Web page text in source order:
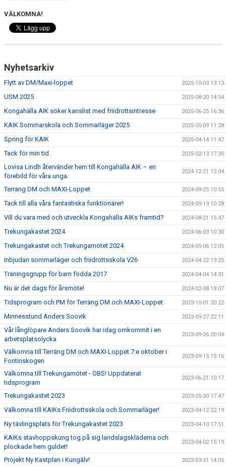
VÄLKOMNA!
Nyhetsarkiv
Flytt av DM/Maxi-loppet 2025-10-03 13:13
USM 2025 2025-08-20 14:54
Kongahälla AIK söker kanslist med friidrottsintresse 2025-06-25 16:36
KAIK Sommarskola och Sommarläger 2025 2025-05-09 11:28
Spring för KAIK 2025-04-14 11:47
Tack för min tid. 2025-02-13 17:30
Lovisa Lindh återvänder hem till Kongahälla AIK – en
förebild för våra unga.
2024-12-21 12:04
Terräng DM och MAXI-Loppet 2024-09-25 10:55
Tack till alla våra fantastiska funktionärer! 2024-09-19 10:28
Vill du vara med och utveckla Kongahälla AIKs framtid? 2024-08-21 15:47
Trekungakastet 2024 2024-06-03 10:30
Trekungakastet och Trekungamötet 2024 2024-05-06 12:05
Inbjudan sommarläger och friidrottsskola V26 2024-04-22 19:25
Träningsgrupp för barn födda 2017 2024-04-04 14:31
Nu är det dags för årsmöte! 2024-02-08 18:07
Tidsprogram och PM för Terräng DM och MAXI-Loppet 2023-10-01 20:22
Minnesstund Anders Soovik 2023-09-27 22:11
Vår långlöpare Anders Soovik har idag omkommit i en
arbetsplatsolycka
2023-09-26 20:04
Välkomna till Terräng DM och MAXI-Loppet 7:e oktober i
Fontinskogen
2023-09-15 15:16
Välkomna till Trekungamötet - OBS! Uppdaterat
tidsprogram
2023-06-21 10:17
Trekungakastet 2023 2023-05-30 17:47
Välkomna till KAIKs Friidrottsskola och Sommarläger! 2023-04-12 22:19
Ny tävlingsplats för Trekungakastet 2023 2023-04-10 17:51
KAIKs stavhoppskung tog på sig landslagskläderna och
plockade hem guldet!
2023-04-02 15:19
Projekt Ny Kastplan i Kungälv! 2023-03-31 14:05